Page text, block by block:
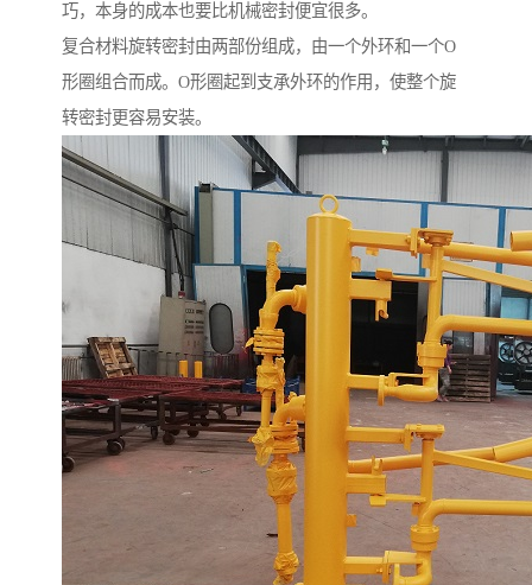
巧，本身的成本也要比机械密封便宜很多。
复合材料旋转密封由两部份组成，由一个外环和一个O
形圈组合而成。O形圈起到支承外环的作用，使整个旋
转密封更容易安装。